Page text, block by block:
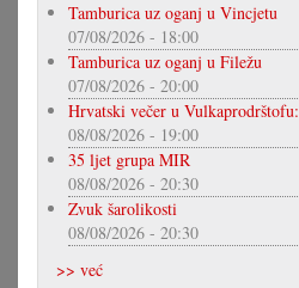
Tamburica uz oganj u Vincjetu
07/08/2026 - 18:00
Tamburica uz oganj u Filežu
07/08/2026 - 20:00
Hrvatski večer u
08/08/2026 - 19:00
35 ljet grupa MIR
08/08/2026 - 20:30
Zvuk šarolikosti
08/08/2026 - 20:30
>> već